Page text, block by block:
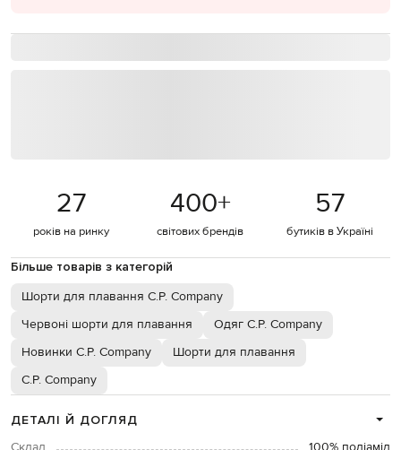
27
років на ринку
400+
світових брендів
57
бутиків в Україні
Більше товарів з категорій
Шорти для плавання C.P. Company
Червоні шорти для плавання
Одяг C.P. Company
Новинки C.P. Company
Шорти для плавання
C.P. Company
ДЕТАЛІ Й ДОГЛЯД